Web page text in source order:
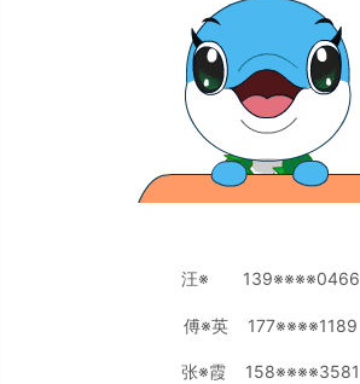
汪※ 139※※※※0466
傅※英 177※※※※1189
张※霞 158※※※※3581